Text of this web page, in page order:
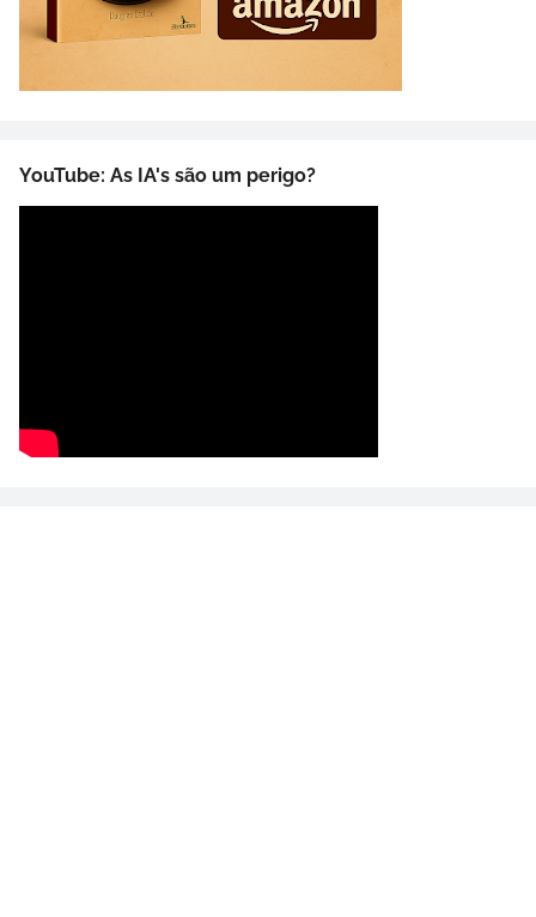
YouTube: As IA's são um perigo?